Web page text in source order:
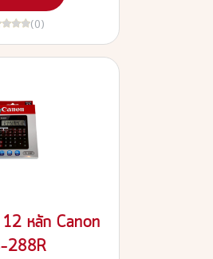
(0)
12 หลัก Canon
288R